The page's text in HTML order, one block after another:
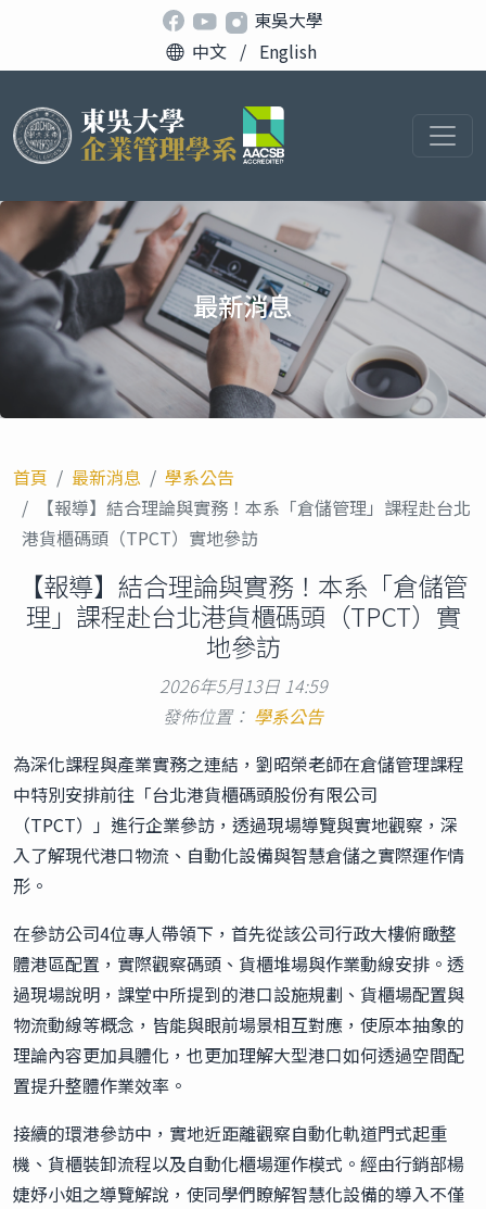
東吳大學
中文 / English
最新消息
首頁 最新消息
學系公告
【報導】結合理論與實務！本系「倉儲管理」課程赴台北
港貨櫃碼頭（TPCT）實地參訪
【報導】結合理論與實務！本系「倉儲管
理」課程赴台北港貨櫃碼頭（TPCT）實
地參訪
2026年5月13日 14:59
發佈位置： 學系公告
為深化課程與產業實務之連結，劉昭榮老師在倉儲管理課程
中特別安排前往「台北港貨櫃碼頭股份有限公司
（TPCT）」進行企業參訪，透過現場導覽與實地觀察，深
入了解現代港口物流、自動化設備與智慧倉儲之實際運作情
形。
在參訪公司4位專人帶領下，首先從該公司行政大樓俯瞰整
體港區配置，實際觀察碼頭、貨櫃堆場與作業動線安排。透
過現場說明，課堂中所提到的港口設施規劃、貨櫃場配置與
物流動線等概念，皆能與眼前場景相互對應，使原本抽象的
理論內容更加具體化，也更加理解大型港口如何透過空間配
置提升整體作業效率。
接續的環港參訪中，實地近距離觀察自動化軌道門式起重
機、貨櫃裝卸流程以及自動化櫃場運作模式。經由行銷部楊
婕妤小姐之導覽解說，使同學們瞭解智慧化設備的導入不僅